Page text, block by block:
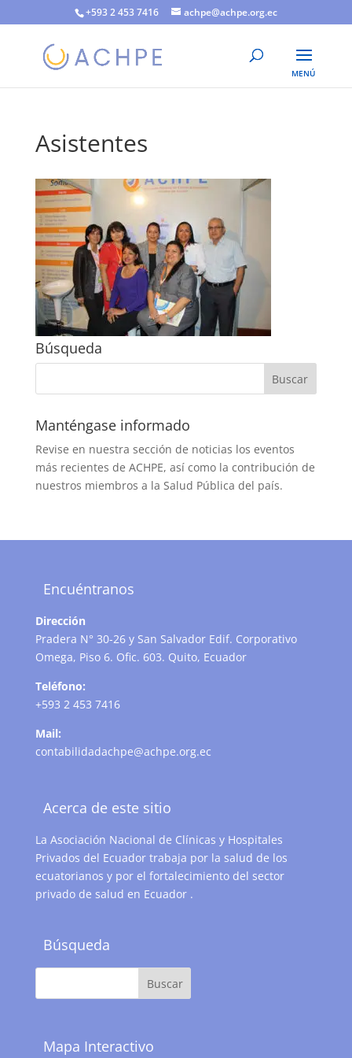
+593 2 453 7416 achpe@achpe.org.ec
Asistentes
Búsqueda
Manténgase informado
Revise en nuestra sección de noticias los eventos
más recientes de ACHPE, así como la contribución de
nuestros miembros a la Salud Pública del país.
Encuéntranos
Dirección
Pradera N° 30-26 y San Salvador Edif. Corporativo
Omega, Piso 6. Ofic. 603. Quito, Ecuador
Teléfono:
+593 2 453 7416
Mail:
contabilidadachpe@achpe.org.ec
Acerca de este sitio
La Asociación Nacional de Clínicas y Hospitales
Privados del Ecuador trabaja por la salud de los
ecuatorianos y por el fortalecimiento del sector
privado de salud en Ecuador .
Búsqueda
Mapa Interactivo